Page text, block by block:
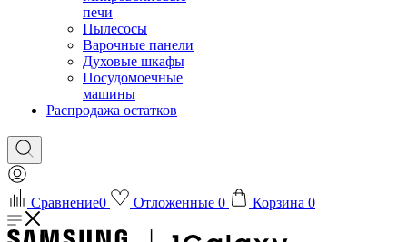
печи
Пылесосы
Варочные панели
Духовые шкафы
Посудомоечные
машины
Распродажа остатков
Сравнение0 Отложенные 0 Корзина 0